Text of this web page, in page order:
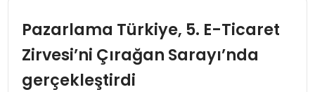
GÜNCEL
Pazarlama Türkiye, 5. E-Ticaret
Zirvesi’ni Çırağan Sarayı’nda
gerçekleştirdi